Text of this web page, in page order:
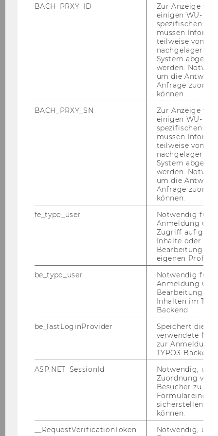
und teil­wei­se Be­zir­ken (so­weit die Be­zir­ke
genug Da­ten­sät­ze auf­wei­sen) sowie eine
Rang­ord­nung der Be­zir­ke vor­ge­nom­men. Zu­
sätz­lich wird in Wien eine Aus­wer­tung nach
Bei der mul­ti­va­ria­ten Aus­wer­tung wird eine
Fak­to­ren­ana­ly­se zur Di­men­si­ons­re­duk­ti­on der
Items und eine mul­ti­ple Re­gres­si­on der ge­fun­
de­nen Fak­tor­wer­te auf die „zen­tra­le“ Frage „Zu­
frie­den­heit ins­ge­samt“ ge­rech­net. Sol­cher­art
kann eine Aus­sa­ge dar­über ge­ge­ben wer­den,
wel­che Di­men­sio­nen bzw. Fra­gen am stärks­ten
auf die Ge­samt­zu­frie­den­heit wir­ken.
Die Er­geb­nis­se der Be­fra­gung 2025 wer­den
mit jenen der sechs vor­an­ge­gan­ge­nen Er­he­
bun­gen der Jahre 2004, 2007, 2010, 2013, 2016
und 2020 die je­weils mit einem nur leicht va­ri­
ier­ten Fra­ge­bo­gen er­ho­ben wur­den, ver­gli­
chen. Hier­bei er­fol­gen für alle Fra­gen ein gra­
phi­scher Häu­fig­keits­ver­gleich und bei jenen
Fra­gen mit auf­fäl­li­gen Ab­wei­chun­gen ein Test
auf si­gni­fi­kan­te Un­ter­schie­de zwi­schen den
Jah­ren.
Die Vor­ge­hens­wei­se sowie die Er­geb­nis­se der
ge­sam­ten Ana­ly­se wer­den im fi­na­len Stu­di­en­
end­be­richt über­sicht­lich dar­ge­stellt.
Die Stu­die wirdvor­aus­sicht­lich im März 2026
Kon­takt
BACH_PRXY_ID
Zur Anzeige von
einigen WU-
spezifischen
müssen
teilweise von
nachgelagerten
System
werden.
um die Antwort
Anfrage
können.
BACH_PRXY_SN
Zur Anzeige von
einigen WU-
spezifischen
müssen
teilweise von
nachgelagerten
System
werden.
um die Antwort
Anfrage
können.
fe_typo_user
Notwendig für
Anmeldung und
Zugriff auf
Inhalte oder zur
Bearbeitung des
eigenen Profils.
be_typo_user
Notwendig für
Anmeldung und
Bearbeitung von
Inhalten im
Backend.
be_lastLoginProvider
Speichert die
verwendete
zur Anmeldung
TYPO3-Backend.
ASP.NET_SessionId
Notwendig, um
Zuordnung von
Besucher zu
sicherstellen zu
können.
__RequestVerificationToken
Notwendig, um